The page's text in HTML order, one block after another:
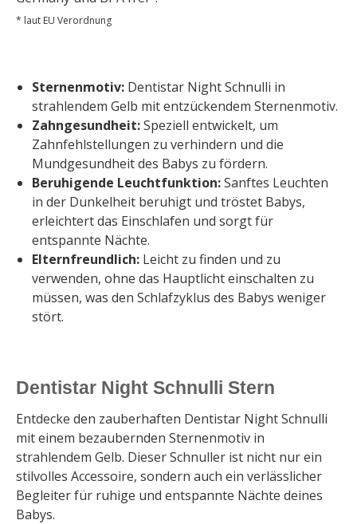
* laut EU Verordnung
Sternenmotiv: Dentistar Night Schnulli in
strahlendem Gelb mit entzückendem Sternenmotiv.
Zahngesundheit:Speziell entwickelt, um
Zahnfehlstellungen zu verhindern und die
Mundgesundheit des Babys zu fördern.
Beruhigende Leuchtfunktion:Sanftes Leuchten
in der Dunkelheit beruhigt und tröstet Babys,
erleichtert das Einschlafen und sorgt für
entspannte Nächte.
Elternfreundlich: Leicht zu finden und zu
verwenden, ohne das Hauptlicht einschalten zu
müssen, was den Schlafzyklus des Babys weniger
stört.
Dentistar Night Schnulli Stern
Entdecke den zauberhaften Dentistar Night Schnulli
mit einem bezaubernden Sternenmotiv in
strahlendem Gelb. Dieser Schnuller ist nicht nur ein
stilvolles Accessoire, sondern auch ein verlässlicher
Begleiter für ruhige und entspannte Nächte deines
Babys.